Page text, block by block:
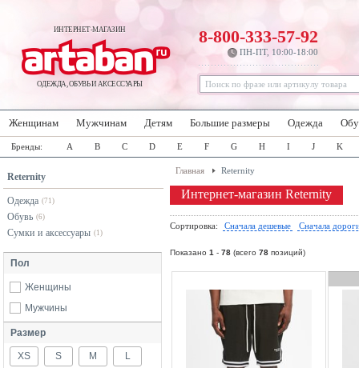
ИНТЕРНЕТ-МАГАЗИН
ОДЕЖДА, ОБУВЬ И АКСЕССУАРЫ
8-800-333-57-92
ПН-ПТ, 10:00-18:00
Женщинам Мужчинам Детям Большие размеры Одежда
Бренды: A B C D E F G H I J K
Reternity
Одежда (71)
Обувь (6)
Сумки и аксессуары (1)
Пол
Женщины
Мужчины
Размер
XS S M L
Главная Reternity
Интернет-магазин Reternity
Сортировка: Сначала дешевые Сначала
Показано 1 - 78 (всего 78 позиций)